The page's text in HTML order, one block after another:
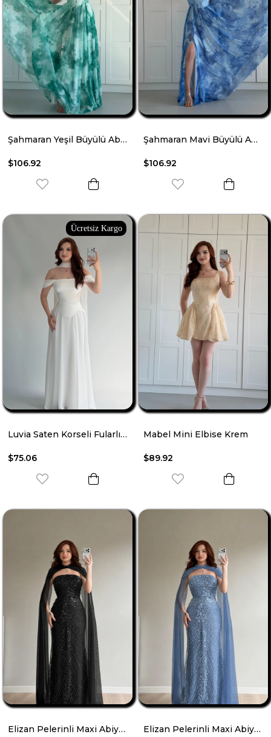
Şahmaran Yeşil Büyülü Abiye
$106.92
Şahmaran Mavi Büyülü Abiye
$106.92
Luvia Saten Korseli Fularlı Abiye Beyaz
$75.06
Mabel Mini Elbise Krem
$89.92
Elizan Pelerinli Maxi Abiye Siyah Elizan Pelerinli Maxi Abiye İndigo